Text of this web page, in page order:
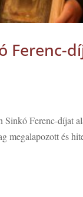
Ferenc-
Ferenc-díjat
megalapozott és